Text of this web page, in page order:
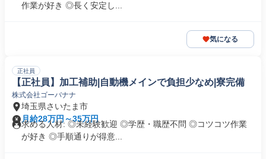
作業が好き ◎長く安定し...
気になる
正社員
【正社員】加工補助|自動機メインで負担少なめ|寮完備
株式会社ゴーバナナ
埼玉県さいたま市
月給28万円～35万円
求める人材: ◎未経験歓迎 ◎学歴・職歴不問 ◎コツコツ作業
が好き ◎手順通りが得意...